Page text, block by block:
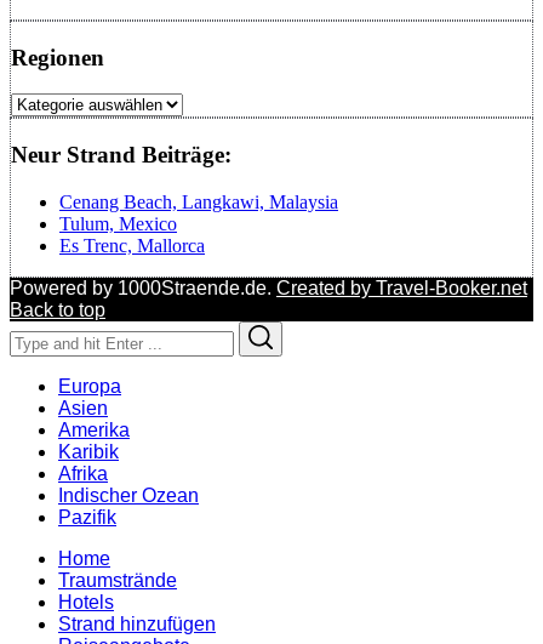
Regionen
Regionen
Neur Strand Beiträge:
Cenang Beach, Langkawi, Malaysia
Tulum, Mexico
Es Trenc, Mallorca
Powered by 1000Straende.de. Created by Travel-Booker.net
Back to top
Search
for:
Europa
Asien
Amerika
Karibik
Afrika
Indischer Ozean
Pazifik
Home
Traumstrände
Hotels
Strand hinzufügen